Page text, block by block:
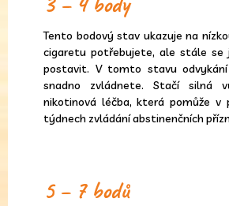
Tento bodový stav ukazuje na
cigaretu potřebujete, ale stále se
postavit. V tomto stavu
snadno zvládnete. Stačí silná
nikotinová léčba, která pomůže v
týdnech zvládání abstinenčních
5 – 7 bodů